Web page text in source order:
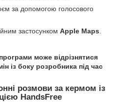
за допомогою голосового
застосунком Apple Maps
може відрізнятися
із боку розробника під час
розмови за кермом із
HandsFree